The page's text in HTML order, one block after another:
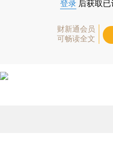
登录 后获取
财新通会员
可畅读全文